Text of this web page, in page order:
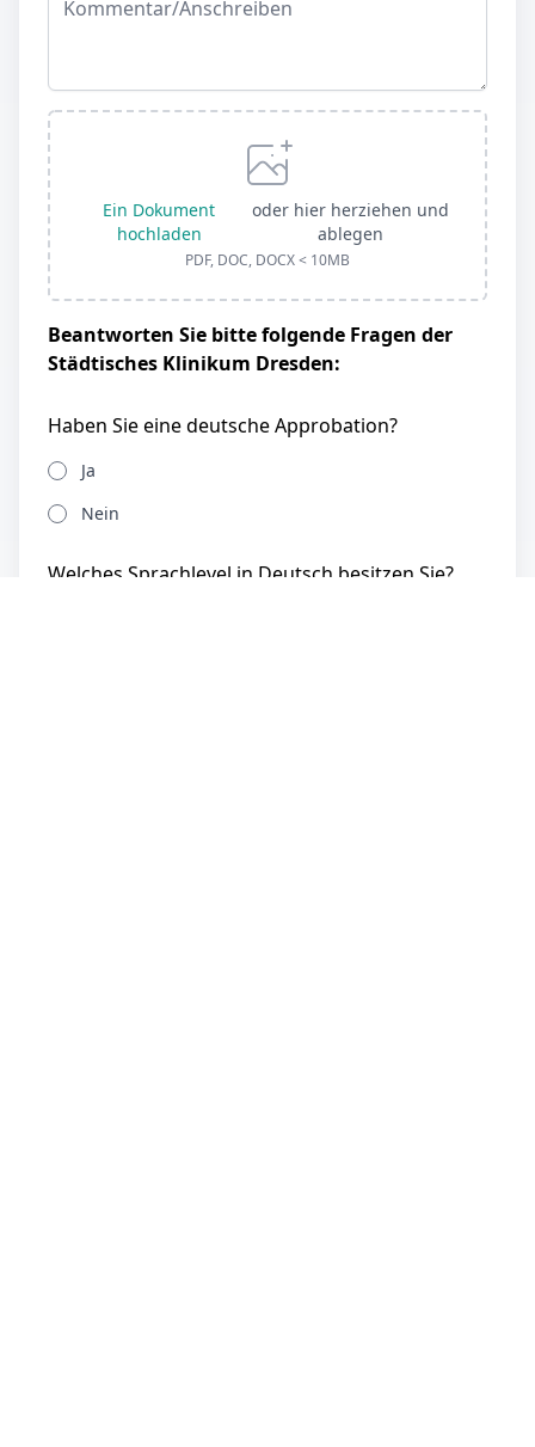
Ein Dokument
hochladen
oder hier herziehen und
ablegen
PDF, DOC, DOCX < 10MB
Beantworten Sie bitte folgende Fragen der
Städtisches Klinikum Dresden:
Haben Sie eine deutsche Approbation?
Ja
Nein
Welches Sprachlevel in Deutsch besitzen Sie?